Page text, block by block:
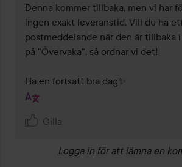
Denna kommer tillbaka, men vi har
ingen exakt leveranstid. Vill du ha
postmeddelande när den är tillbaka
på "Övervaka", så ordnar vi det!
Ha en fortsatt bra dag✨
Gilla
Logga in för att lämna en